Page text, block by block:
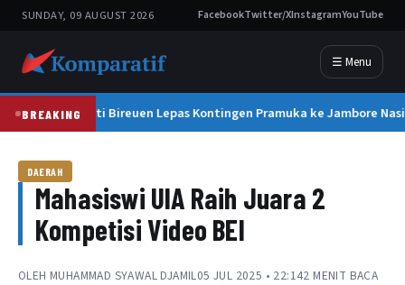
SUNDAY, 09 AUGUST 2026 FacebookTwitter/XInstagramYouTube
☰ Menu
BREAKINGBupati Bireuen Lepas Kontingen Pramuka ke Jambore
DAERAH
Mahasiswi UIA Raih Juara 2
Kompetisi Video BEI
OLEH MUHAMMAD SYAWAL DJAMIL05 JUL 2025 • 22:142 MENIT BACA